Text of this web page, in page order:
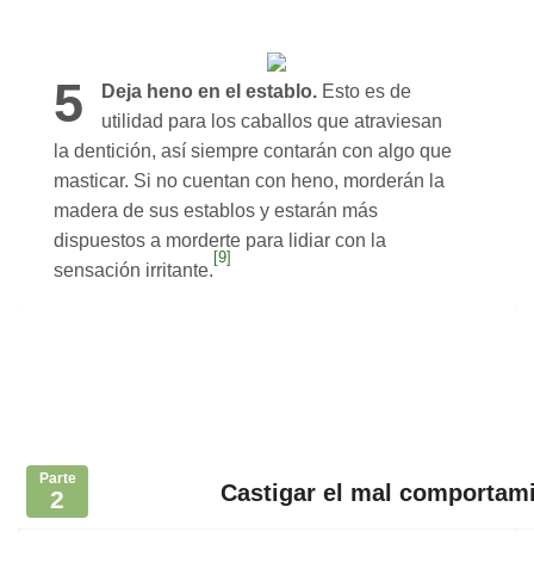
5 Deja heno en el establo. Esto es de
utilidad para los caballos que atraviesan
la dentición, así siempre contarán con algo que
masticar. Si no cuentan con heno, morderán la
madera de sus establos y estarán más
dispuestos a morderte para lidiar con la
sensación irritante.
[9]
Parte
2 Castigar el mal